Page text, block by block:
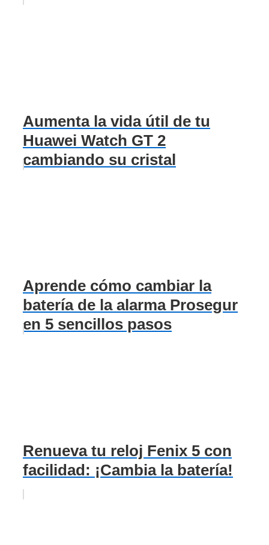
Aumenta la vida útil de tu
Huawei Watch GT 2
cambiando su cristal
Aprende cómo cambiar la
batería de la alarma Prosegur
en 5 sencillos pasos
Renueva tu reloj Fenix 5 con
facilidad: ¡Cambia la batería!